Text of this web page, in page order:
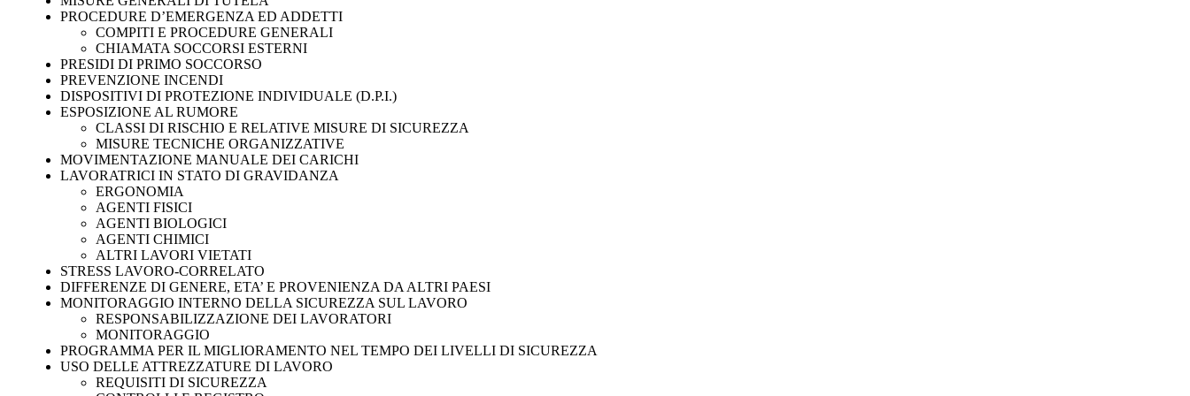
PROCEDURE D’EMERGENZA ED ADDETTI
COMPITI E PROCEDURE GENERALI
CHIAMATA SOCCORSI ESTERNI
PRESIDI DI PRIMO SOCCORSO
PREVENZIONE INCENDI
DISPOSITIVI DI PROTEZIONE INDIVIDUALE (D.P.I.)
ESPOSIZIONE AL RUMORE
CLASSI DI RISCHIO E RELATIVE MISURE DI SICUREZZA
MISURE TECNICHE ORGANIZZATIVE
MOVIMENTAZIONE MANUALE DEI CARICHI
LAVORATRICI IN STATO DI GRAVIDANZA
ERGONOMIA
AGENTI FISICI
AGENTI BIOLOGICI
AGENTI CHIMICI
ALTRI LAVORI VIETATI
STRESS LAVORO-CORRELATO
DIFFERENZE DI GENERE, ETA’ E PROVENIENZA DA ALTRI PAESI
MONITORAGGIO INTERNO DELLA SICUREZZA SUL LAVORO
RESPONSABILIZZAZIONE DEI LAVORATORI
MONITORAGGIO
PROGRAMMA PER IL MIGLIORAMENTO NEL TEMPO DEI LIVELLI DI SICUREZZA
USO DELLE ATTREZZATURE DI LAVORO
REQUISITI DI SICUREZZA